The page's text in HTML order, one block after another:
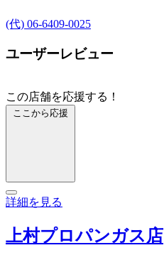
(代) 06-6409-0025
ユーザーレビュー
この店舗を応援する！
ここから応援
詳細を見る
上村プロパンガス店